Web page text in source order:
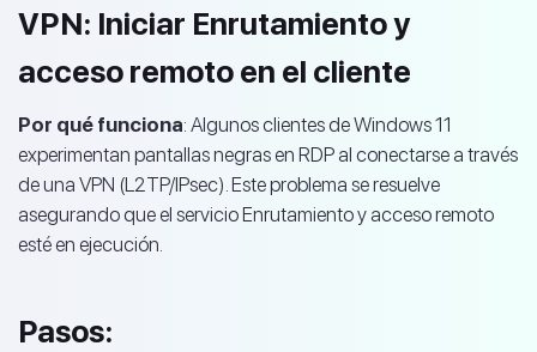
VPN: Iniciar Enrutamiento y
acceso remoto en el cliente
Por qué funciona: Algunos clientes de Windows 11
experimentan pantallas negras en RDP al conectarse a través
de una VPN (L2TP/IPsec). Este problema se resuelve
asegurando que el servicio Enrutamiento y acceso remoto
esté en ejecución.
Pasos: